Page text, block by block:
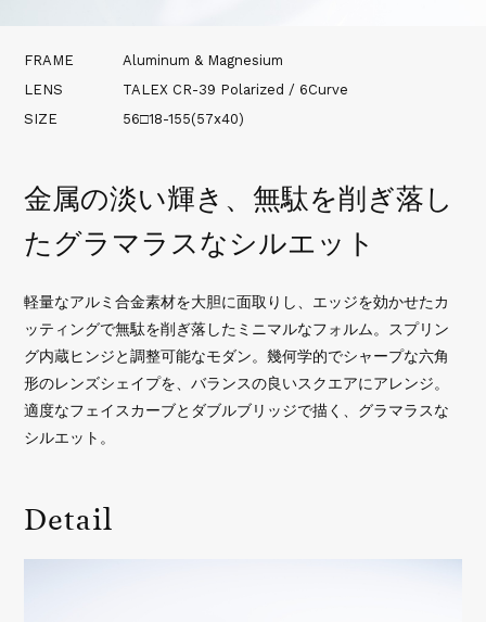
Support
Recruit
FRAME
Aluminum & Magnesium
LENS
TALEX CR-39 Polarized / 6Curve
SIZE
56□18-155(57x40)
金属の淡い輝き、無駄を削ぎ落し
たグラマラスなシルエット
軽量なアルミ合金素材を大胆に面取りし、エッジを効かせたカ
ッティングで無駄を削ぎ落したミニマルなフォルム。スプリン
グ内蔵ヒンジと調整可能なモダン。幾何学的でシャープな六角
形のレンズシェイプを、バランスの良いスクエアにアレンジ。
適度なフェイスカーブとダブルブリッジで描く、グラマラスな
シルエット。
Detail